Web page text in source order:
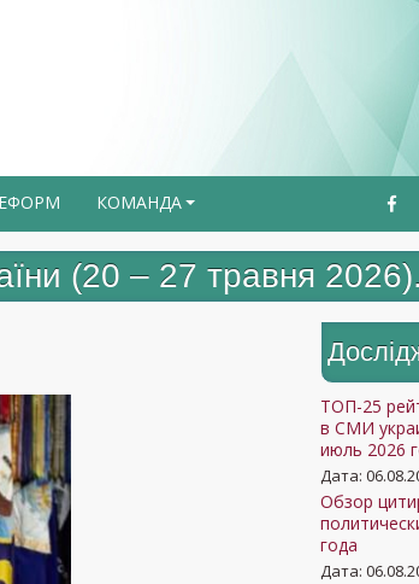
+
КОМАНДА
(20 – 27 травня 2026).
ТОП-25
в СМИ
июль 2026
Дата:
Обзор
года
Дата: